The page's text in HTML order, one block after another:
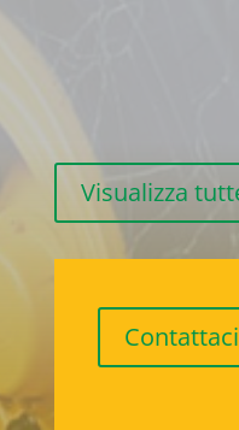
Visualizza